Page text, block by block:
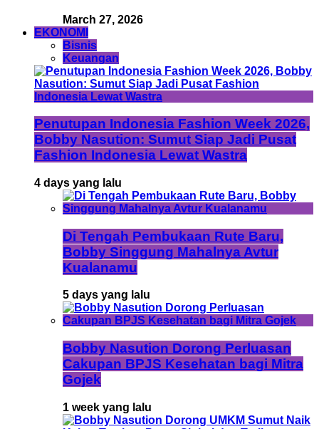
March 27, 2026
EKONOMI
Bisnis
Keuangan
Penutupan Indonesia Fashion Week 2026,
Bobby Nasution: Sumut Siap Jadi Pusat
Fashion Indonesia Lewat Wastra
4 days yang lalu
Di Tengah Pembukaan Rute Baru,
Bobby Singgung Mahalnya Avtur
Kualanamu
5 days yang lalu
Bobby Nasution Dorong Perluasan
Cakupan BPJS Kesehatan bagi Mitra
Gojek
1 week yang lalu